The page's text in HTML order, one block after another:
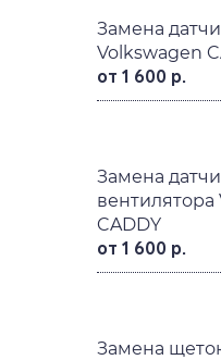
Замена
Volkswagen
от 1 600 р.
Замена
вентилятора
CADDY
от 1 600 р.
Замена